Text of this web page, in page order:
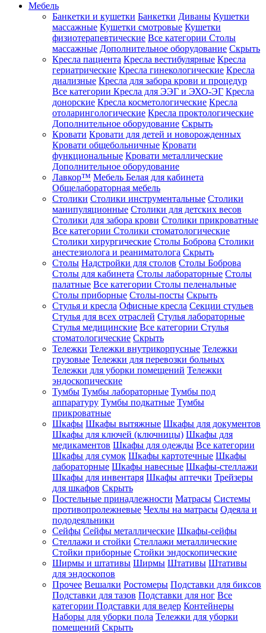
Мебель
Банкетки и кушетки Банкетки Диваны Кушетки
массажные Кушетки смотровые Кушетки
физиотерапевтические Все категории Столы
массажные Дополнительное оборудование Скрыть
Кресла пациента Кресла вестибулярные Кресла
гериатрические Кресла гинекологические Кресла
диализные Кресла для забора крови и процедур
Все категории Кресла для ЭЭГ и ЭХО-ЭГ Кресла
донорские Кресла косметологические Кресла
отоларингологические Кресла проктологические
Дополнительное оборудование Скрыть
Кровати Кровати для детей и новорожденных
Кровати общебольничные Кровати
функциональные Кровати металлические
Дополнительное оборудование
Лавкор™ Мебель Белая для кабинета
Общелабораторная мебель
Столики Столики инструментальные Столики
манипуляционные Столики для детских весов
Столики для забора крови Столики прикроватные
Все категории Столики стоматологические
Столики хирургические Столы Боброва Столики
анестезиолога и реаниматолога Скрыть
Столы Надстройки для столов Столы Боброва
Столы для кабинета Столы лабораторные Столы
палатные Все категории Столы пеленальные
Столы приборные Столы-посты Скрыть
Стулья и кресла Офисные кресла Секции стульев
Стулья для всех отраслей Стулья лабораторные
Стулья медицинские Все категории Стулья
стоматологические Скрыть
Тележки Тележки внутрикорпусные Тележки
грузовые Тележки для перевозки больных
Тележки для уборки помещений Тележки
эндоскопические
Тумбы Тумбы лабораторные Тумбы под
аппаратуру Тумбы подкатные Тумбы
прикроватные
Шкафы Шкафы вытяжные Шкафы для документов
Шкафы для ключей (ключницы) Шкафы для
медикаментов Шкафы для одежды Все категории
Шкафы для сумок Шкафы картотечные Шкафы
лабораторные Шкафы навесные Шкафы-стеллажи
Шкафы для инвентаря Шкафы аптечки Трейзеры
для шкафов Скрыть
Постельные принадлежности Матрасы Системы
противопролежневые Чехлы на матрасы Одеяла и
пододеяльники
Сейфы Сейфы металлические Шкафы-сейфы
Стеллажи и стойки Стеллажи металлические
Стойки приборные Стойки эндоскопические
Ширмы и штативы Ширмы Штативы Штативы
для эндоскопов
Прочее Вешалки Ростомеры Подставки для биксов
Подставки для тазов Подставки для ног Все
категории Подставки для ведер Контейнеры
Наборы для уборки пола Тележки для уборки
помещений Скрыть